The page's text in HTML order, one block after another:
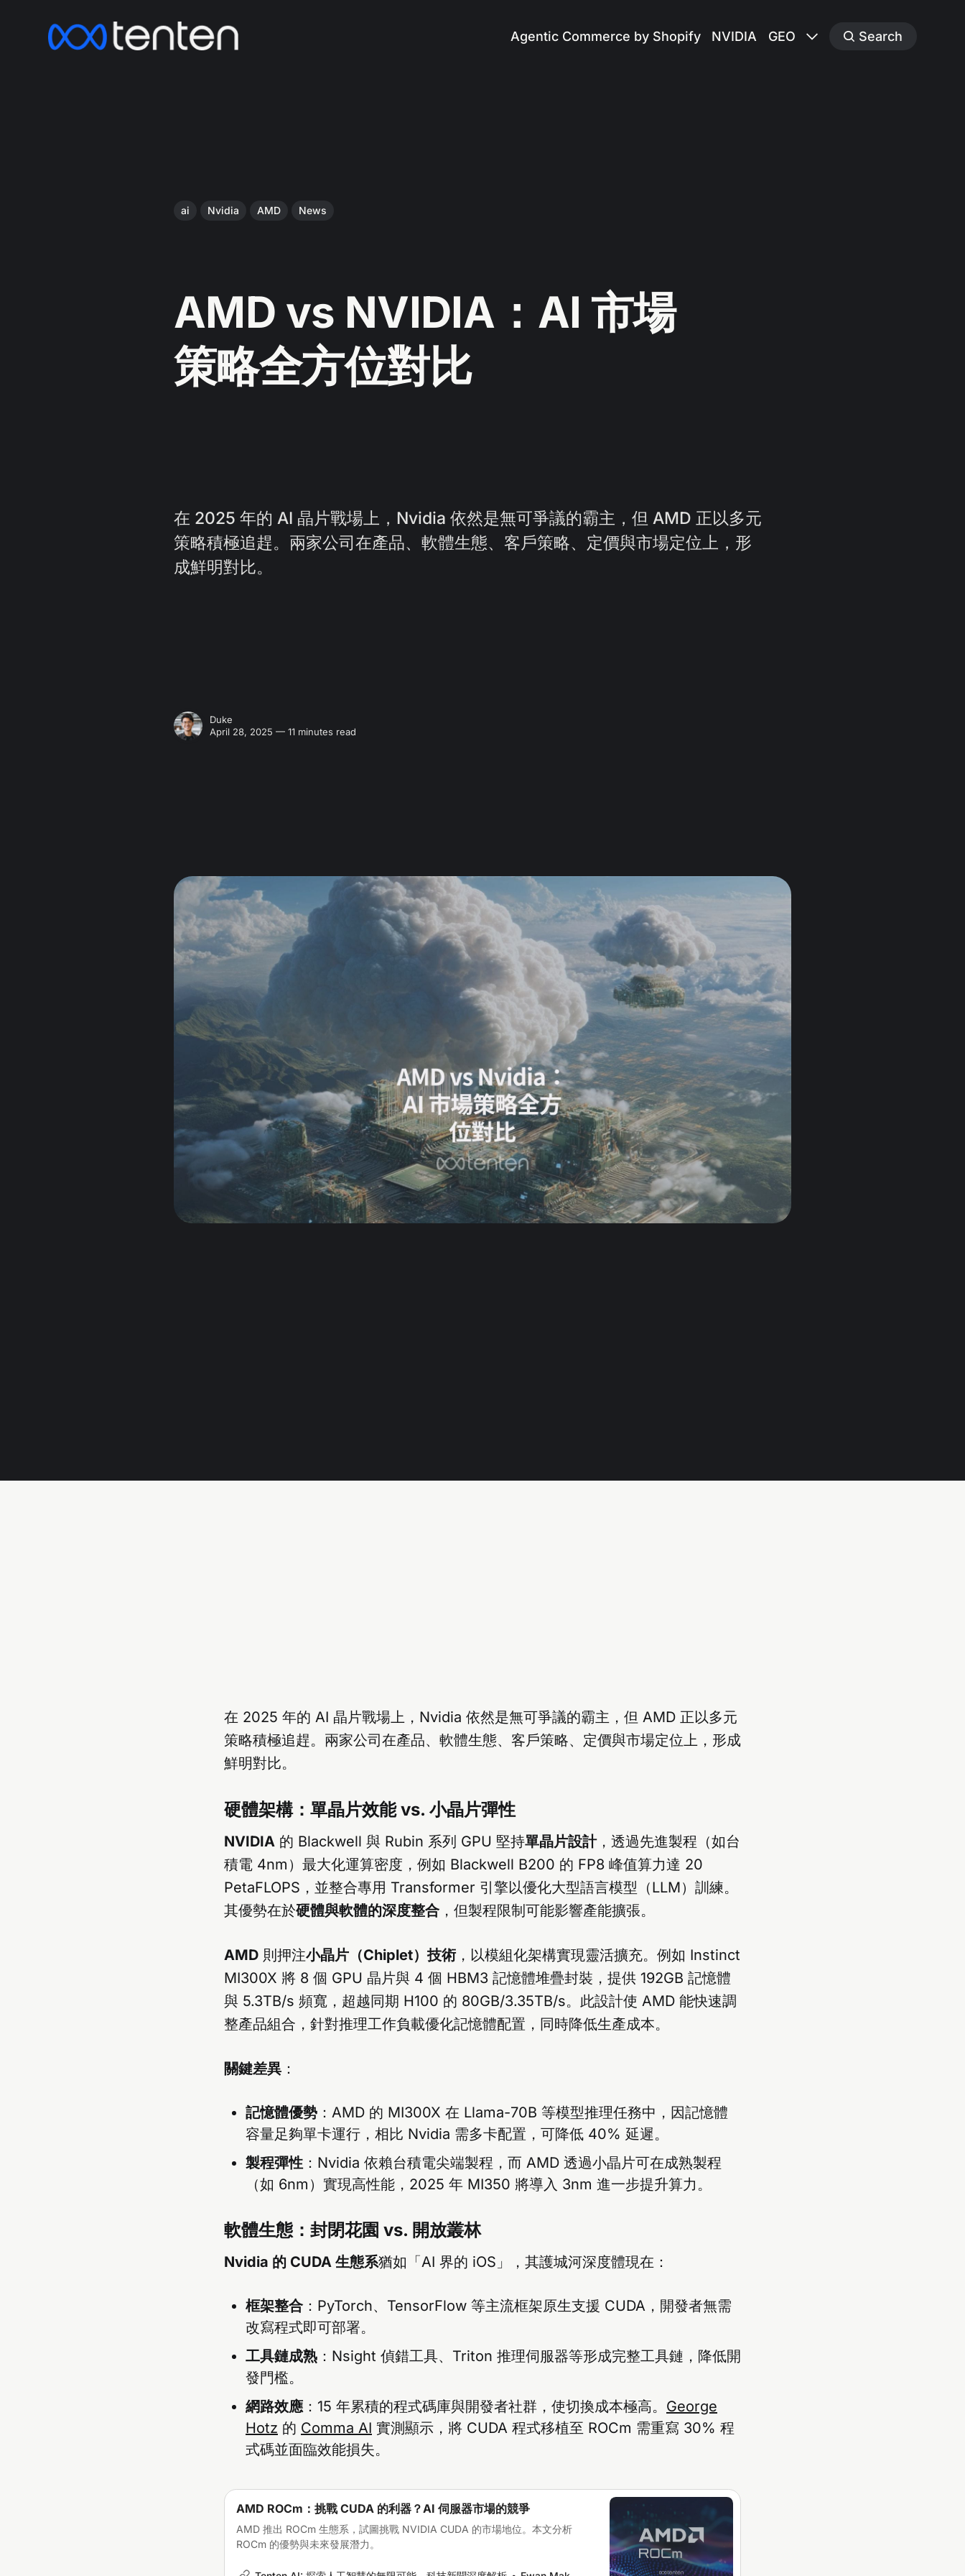
Agentic Commerce by Shopify NVIDIA GEO Search
ai Nvidia AMD News
AMD vs NVIDIA：AI 市場
策略全方位對比
在 2025 年的 AI 晶片戰場上，Nvidia 依然是無可爭議的霸主，但 AMD 正以多元
策略積極追趕。兩家公司在產品、軟體生態、客戶策略、定價與市場定位上，形
成鮮明對比。
Duke
April 28, 2025 — 11 minutes read
在 2025 年的 AI 晶片戰場上，Nvidia 依然是無可爭議的霸主，但 AMD 正以多元
策略積極追趕。兩家公司在產品、軟體生態、客戶策略、定價與市場定位上，形成
鮮明對比。
硬體架構：單晶片效能 vs. 小晶片彈性
NVIDIA 的 Blackwell 與 Rubin 系列 GPU 堅持單晶片設計，透過先進製程（如台
積電 4nm）最大化運算密度，例如 Blackwell B200 的 FP8 峰值算力達 20
PetaFLOPS，並整合專用 Transformer 引擎以優化大型語言模型（LLM）訓練。
其優勢在於硬體與軟體的深度整合 ，但製程限制可能影響產能擴張。
AMD 則押注小晶片（Chiplet）技術，以模組化架構實現靈活擴充。例如 Instinct
MI300X 將 8 個 GPU 晶片與 4 個 HBM3 記憶體堆疊封裝，提供 192GB 記憶體
與 5.3TB/s 頻寬，超越同期 H100 的 80GB/3.35TB/s。此設計使 AMD 能快速調
整產品組合，針對推理工作負載優化記憶體配置，同時降低生產成本。
關鍵差異 ：
記憶體優勢 ：AMD 的 MI300X 在 Llama-70B 等模型推理任務中，因記憶體
容量足夠單卡運行，相比 Nvidia 需多卡配置，可降低 40% 延遲。
製程彈性 ：Nvidia 依賴台積電尖端製程，而 AMD 透過小晶片可在成熟製程
（如 6nm）實現高性能，2025 年 MI350 將導入 3nm 進一步提升算力。
軟體生態：封閉花園 vs. 開放叢林
Nvidia 的 CUDA 生態系猶如「AI 界的 iOS」，其護城河深度體現在：
框架整合 ：PyTorch、TensorFlow 等主流框架原生支援 CUDA，開發者無需
改寫程式即可部署。
工具鏈成熟 ：Nsight 偵錯工具、Triton 推理伺服器等形成完整工具鏈，降低開
發門檻。
網路效應 ：15 年累積的程式碼庫與開發者社群，使切換成本極高。 George
Hotz 的 Comma AI 實測顯示，將 CUDA 程式移植至 ROCm 需重寫 30% 程
式碼並面臨效能損失。
AMD ROCm：挑戰 CUDA 的利器？AI 伺服器市場的競爭
AMD 推出 ROCm 生態系，試圖挑戰 NVIDIA CUDA 的市場地位。本文分析
ROCm 的優勢與未來發展潛力。